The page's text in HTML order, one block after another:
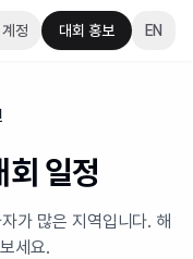
정 대회 홍보 EN
일정
가 많은 지역입니다. 해
세요.